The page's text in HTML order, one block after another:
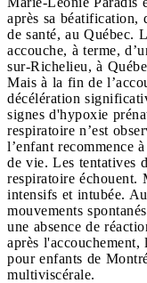
après sa béatification,
de santé, au Québec.
accouche, à terme,
sur-Richelieu, à
Mais à la fin de
décélération
signes d'hypoxie
respiratoire n’est
l’enfant recommence
de vie. Les tentatives
respiratoire échouent.
intensifs et intubée.
mouvements
une absence de
après
pour enfants de
multiviscérale.